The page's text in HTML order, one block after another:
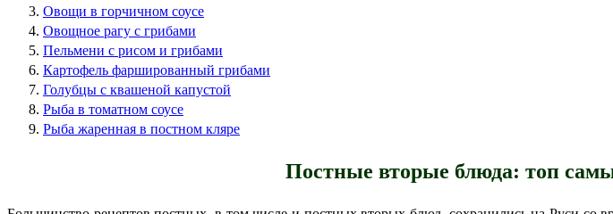
Овощи в горчичном соусе
Овощное рагу с грибами
Пельмени с рисом и грибами
Картофель фаршированный грибами
Голубцы с квашеной капустой
Рыба в томатном соусе
Рыба жаренная в постном кляре
Постные вторые блюда: топ